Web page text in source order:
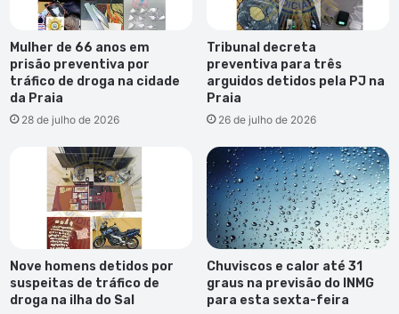
Mulher de 66 anos em
prisão preventiva por
tráfico de droga na cidade
da Praia
28 de julho de 2026
Tribunal decreta
preventiva para três
arguidos detidos pela PJ na
Praia
26 de julho de 2026
Nove homens detidos por
suspeitas de tráfico de
droga na ilha do Sal
Chuviscos e calor até 31
graus na previsão do INMG
para esta sexta-feira